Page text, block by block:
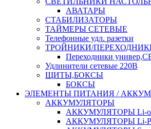
АВАТАРЫ
СТАБИЛИЗАТОРЫ
ТАЙМЕРЫ СЕТЕВЫЕ
Телефонные удл. разетки
ТРОЙНИКИ/
Переходники
Удлинители сетевые 220В
ЩИТЫ,БОКСЫ
БОКСЫ
ЭЛЕМЕНТЫ ПИТАНИЯ /
АККУМУЛЯТОРЫ
АККУМУЛЯТОРЫ Li-
АККУМУЛЯТОРЫ Li-